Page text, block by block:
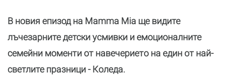
В новия епизод на Mamma Mia ще видите
лъчезарните детски усмивки и емоционалните
семейни моменти от навечерието на един от най-
светлите празници - Коледа.